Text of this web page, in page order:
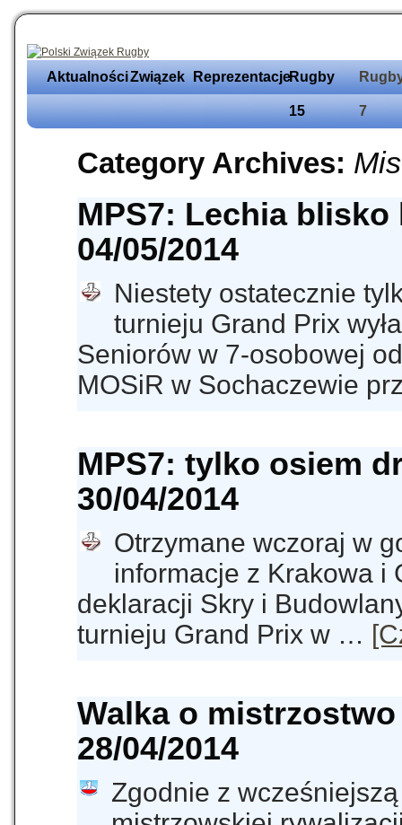
AktualnościZwiązek ReprezentacjeRugby
15 7
Category Archives:
MPS7: Lechia blisko
04/05/2014
Niestety ostatecznie
turnieju Grand Prix
Seniorów w 7-osobowej
MOSiR w Sochaczewie
MPS7: tylko osiem
30/04/2014
Otrzymane wczoraj w
informacje z Krakowa i
deklaracji Skry i
turnieju Grand Prix w …
Walka o
28/04/2014
Zgodnie z